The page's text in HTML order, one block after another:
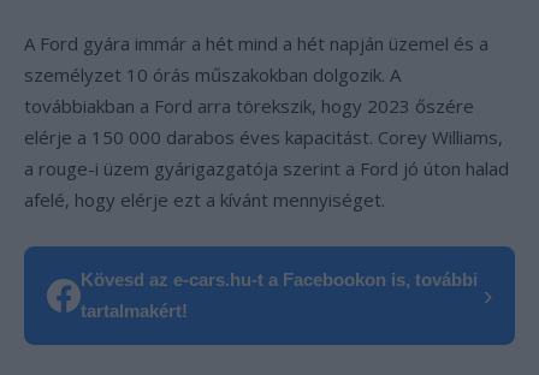
A Ford gyára immár a hét mind a hét napján üzemel és a
személyzet 10 órás műszakokban dolgozik. A
továbbiakban a Ford arra törekszik, hogy 2023 őszére
elérje a 150 000 darabos éves kapacitást. Corey Williams,
a rouge-i üzem gyárigazgatója szerint a Ford jó úton halad
afelé, hogy elérje ezt a kívánt mennyiséget.
Kövesd az e-cars.hu-t a Facebookon is, további
tartalmakért!
›